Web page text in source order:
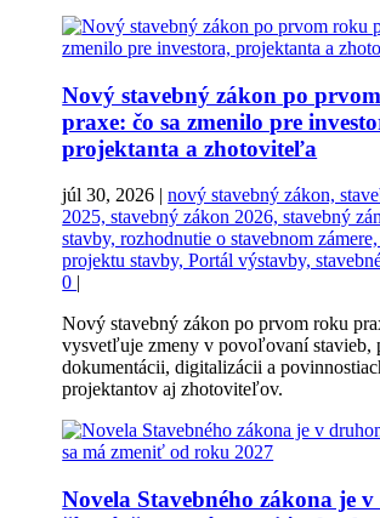
Nový stavebný zákon po
praxe: čo sa zmenilo pre
projektanta a zhotoviteľa
júl 30, 2026 |nový stavebný zákon,
2025, stavebný zákon 2026, stavebný
stavby, rozhodnutie o stavebnom
projektu stavby, Portál výstavby,
0
Nový stavebný zákon po prvom roku
vysvetľuje zmeny v povoľovaní stavieb,
dokumentácii, digitalizácii a
projektantov aj zhotoviteľov.
Novela Stavebného zákona je